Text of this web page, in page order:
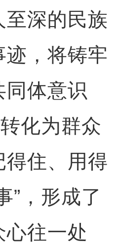
至深的民族
迹，将铸牢
同体意识
化为群众
得住、用得
”，形成了
往一处